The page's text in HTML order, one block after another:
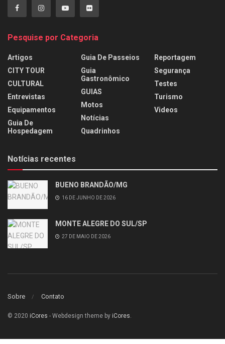
Pesquise por Categoria
Artigos
CITY TOUR
CULTURAL
Entrevistas
Equipamentos
Guia De
Hospedagem
Guia De Passeios
Guia
Gastronômico
GUIAS
Motos
Notícias
Quadrinhos
Reportagem
Segurança
Testes
Turismo
Videos
Notícias recentes
BUENO BRANDÃO/MG
16 DE JUNHO DE 2026
MONTE ALEGRE DO SUL/SP
27 DE MAIO DE 2026
Sobre Contato
© 2020 iCores - Webdesign theme by iCores.